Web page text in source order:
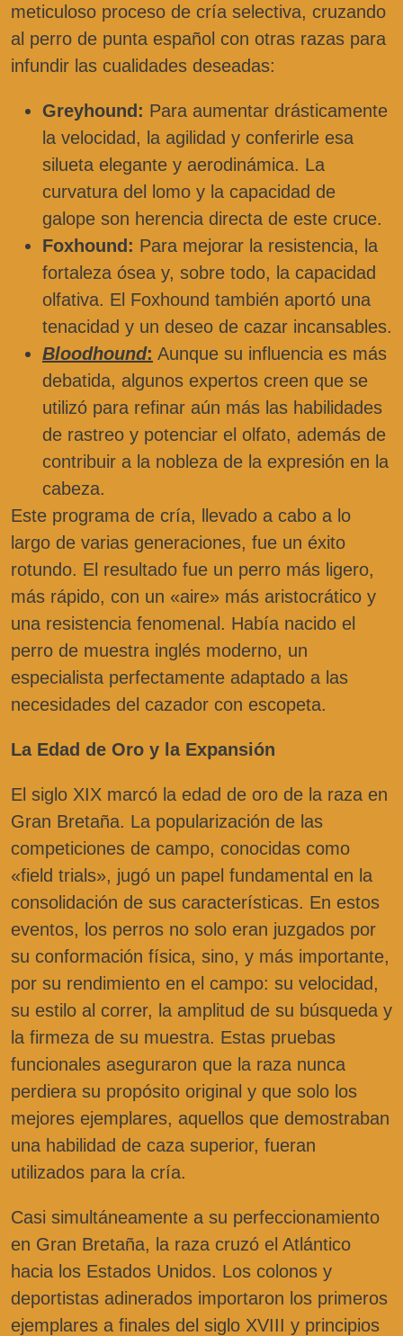
meticuloso proceso de cría selectiva, cruzando
al perro de punta español con otras razas para
infundir las cualidades deseadas:
Greyhound: Para aumentar drásticamente
la velocidad, la agilidad y conferirle esa
silueta elegante y aerodinámica. La
curvatura del lomo y la capacidad de
galope son herencia directa de este cruce.
Foxhound: Para mejorar la resistencia, la
fortaleza ósea y, sobre todo, la capacidad
olfativa. El Foxhound también aportó una
tenacidad y un deseo de cazar incansables.
Bloodhound: Aunque su influencia es más
debatida, algunos expertos creen que se
utilizó para refinar aún más las habilidades
de rastreo y potenciar el olfato, además de
contribuir a la nobleza de la expresión en la
cabeza.
Este programa de cría, llevado a cabo a lo
largo de varias generaciones, fue un éxito
rotundo. El resultado fue un perro más ligero,
más rápido, con un «aire» más aristocrático y
una resistencia fenomenal. Había nacido el
perro de muestra inglés moderno, un
especialista perfectamente adaptado a las
necesidades del cazador con escopeta.
La Edad de Oro y la Expansión
El siglo XIX marcó la edad de oro de la raza en
Gran Bretaña. La popularización de las
competiciones de campo, conocidas como
«field trials», jugó un papel fundamental en la
consolidación de sus características. En estos
eventos, los perros no solo eran juzgados por
su conformación física, sino, y más importante,
por su rendimiento en el campo: su velocidad,
su estilo al correr, la amplitud de su búsqueda y
la firmeza de su muestra. Estas pruebas
funcionales aseguraron que la raza nunca
perdiera su propósito original y que solo los
mejores ejemplares, aquellos que demostraban
una habilidad de caza superior, fueran
utilizados para la cría.
Casi simultáneamente a su perfeccionamiento
en Gran Bretaña, la raza cruzó el Atlántico
hacia los Estados Unidos. Los colonos y
deportistas adinerados importaron los primeros
ejemplares a finales del siglo XVIII y principios